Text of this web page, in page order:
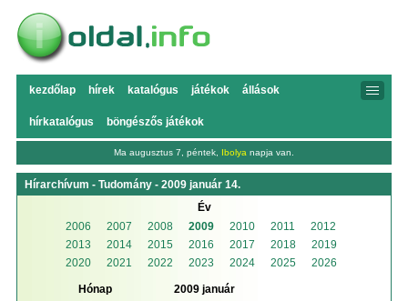
kezdőlap hírek katalógus játékok állások
hírkatalógus böngészős játékok
Ma augusztus 7, péntek, Ibolya napja van.
Hírarchívum - Tudomány - 2009 január 14.
Év
2006
2007 2008 2009 2010 2011
2012
2013
2014 2015 2016 2017 2018
2019
2020
2021 2022 2023 2024 2025 2026
Hónap
2009 január